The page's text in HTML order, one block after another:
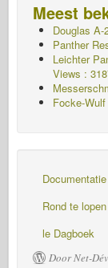
Meest
Douglas
Panther
Leichter
Views :
Focke-
Documentatie
Rond te lopen
le Dagboek
Door Net-